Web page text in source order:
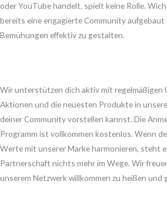
oder YouTube handelt, spielt keine Rolle.
bereits eine engagierte Community aufgebaut
Bemühungen effektiv zu gestalten.
Wir unterstützen dich aktiv mit regelmäßigen
Aktionen und die neuesten Produkte in
deiner Community vorstellen kannst. Die
Programm ist vollkommen kostenlos. Wenn
Werte mit unserer Marke harmonieren, steht
Partnerschaft nichts mehr im Wege. Wir
unserem Netzwerk willkommen zu heißen und